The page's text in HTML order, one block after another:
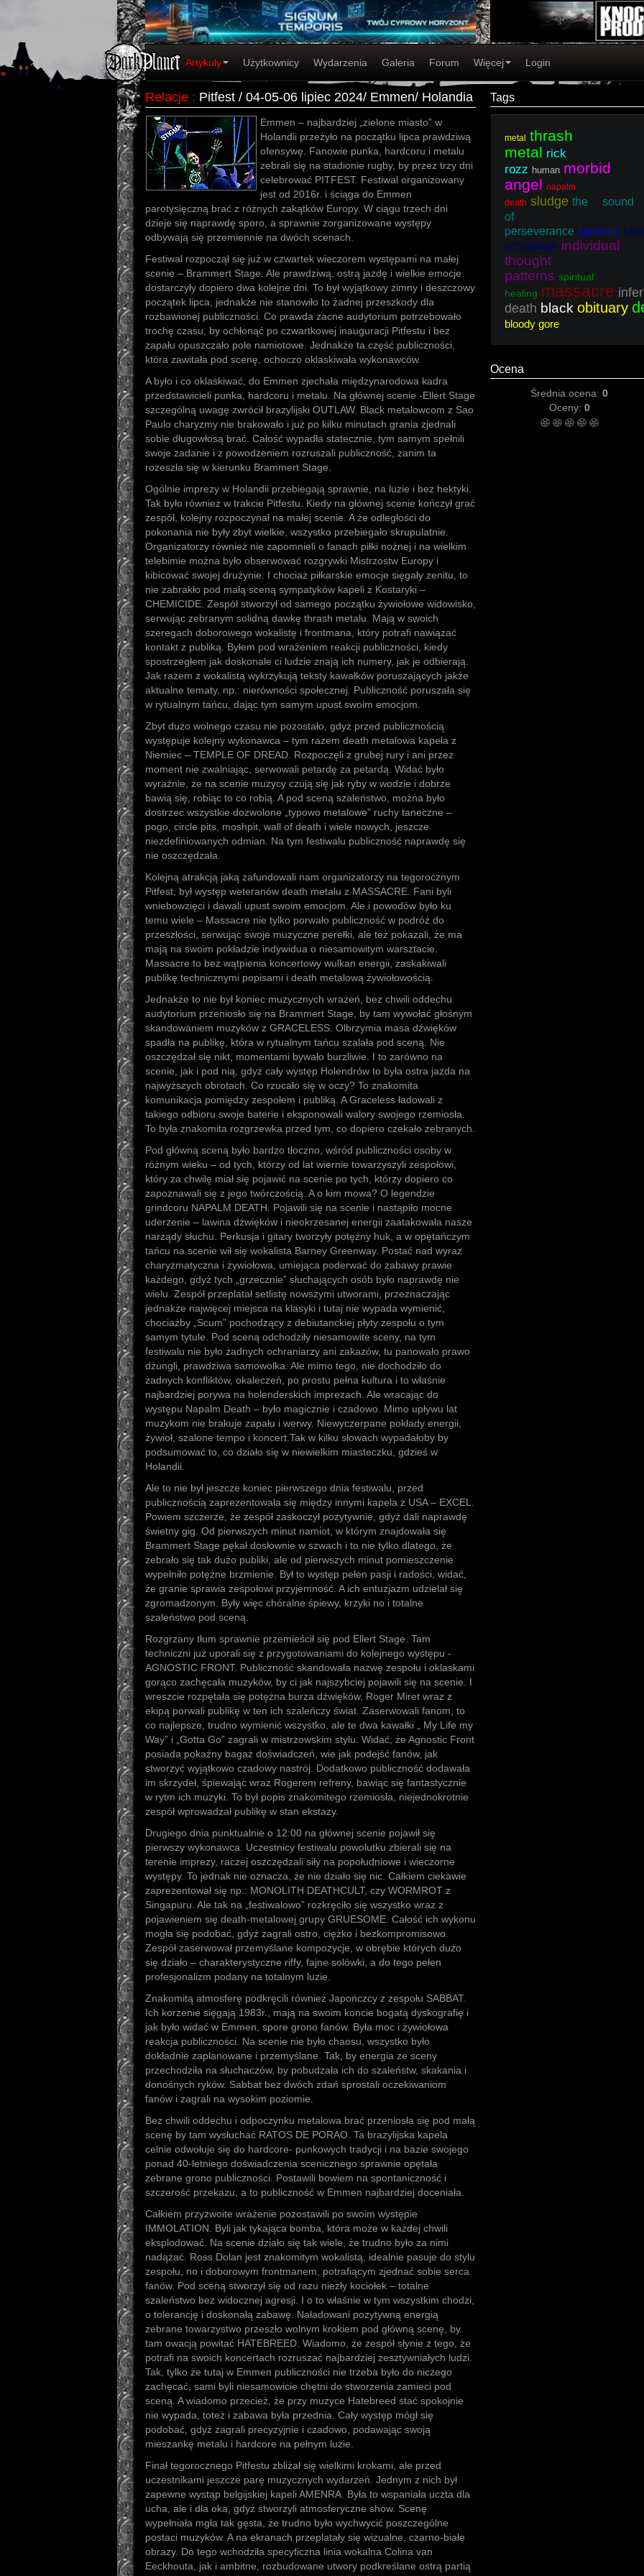
Artykuły Użytkownicy Wydarzenia Galeria Forum Więcej Login
Relacje : Pitfest / 04-05-06 lipiec 2024/ Emmen/ Holandia
Emmen – najbardziej „zielone miasto” w
Holandii przeżyło na początku lipca prawdziwą
ofensywę. Fanowie punka, hardcoru i metalu
zebrali się na stadionie rugby, by przez trzy dni
celebrować PITFEST. Festiwal organizowany
jest od 2016r. i ściąga do Emmen
parotysięczną brać z różnych zakątków Europy. W ciągu trzech dni
dzieje się naprawdę sporo, a sprawnie zorganizowane występy
odbywają się przemiennie na dwóch scenach.
Festiwal rozpoczął się już w czwartek wieczorem występami na małej
scenie – Brammert Stage. Ale prawdziwą, ostrą jazdę i wielkie emocje
dostarczyły dopiero dwa kolejne dni. To był wyjątkowy zimny i deszczowy
początek lipca, jednakże nie stanowiło to żadnej przeszkody dla
rozbawionej publiczności. Co prawda zacne audytorium potrzebowało
trochę czasu, by ochłonąć po czwartkowej inauguracji Pitfestu i bez
zapału opuszczało pole namiotowe. Jednakże ta część publiczności,
która zawitała pod scenę, ochoczo oklaskiwała wykonawców.
A było i co oklaskiwać, do Emmen zjechała międzynarodowa kadra
przedstawicieli punka, hardcoru i metalu. Na głównej scenie -Ellert Stage
szczególną uwagę zwrócił brazylijski OUTLAW. Black metalowcom z Sao
Paulo charyzmy nie brakowało i już po kilku minutach grania zjednali
sobie długowłosą brać. Całość wypadła statecznie, tym samym spełnili
swoje zadanie i z powodzeniem rozruszali publiczność, zanim ta
rozeszła się w kierunku Brammert Stage.
Ogólnie imprezy w Holandii przebiegają sprawnie, na luzie i bez hektyki.
Tak było również w trakcie Pitfestu. Kiedy na głównej scenie kończył grać
zespół, kolejny rozpoczynał na małej scenie. A że odległości do
pokonania nie były zbyt wielkie, wszystko przebiegało skrupulatnie.
Organizatorzy również nie zapomnieli o fanach piłki nożnej i na wielkim
telebimie można było obserwować rozgrywki Mistrzostw Europy i
kibicować swojej drużynie. I chociaż piłkarskie emocje sięgały zenitu, to
nie zabrakło pod małą sceną sympatyków kapeli z Kostaryki –
CHEMICIDE. Zespół stworzył od samego początku żywiołowe widowisko,
serwując zebranym solidną dawkę thrash metalu. Mają w swoich
szeregach doborowego wokalistę i frontmana, który potrafi nawiązać
kontakt z publiką. Byłem pod wrażeniem reakcji publiczności, kiedy
spostrzegłem jak doskonale ci ludzie znają ich numery, jak je odbierają.
Jak razem z wokalistą wykrzykują teksty kawałków poruszających jakże
aktualne tematy, np.: nierówności społecznej. Publiczność poruszała się
w rytualnym tańcu, dając tym samym upust swoim emocjom.
Zbyt dużo wolnego czasu nie pozostało, gdyż przed publicznością
występuje kolejny wykonawca – tym razem death metalowa kapela z
Niemiec – TEMPLE OF DREAD. Rozpoczęli z grubej rury i ani przez
moment nie zwalniając, serwowali petardę za petardą. Widać było
wyraźnie, że na scenie muzycy czują się jak ryby w wodzie i dobrze
bawią się, robiąc to co robią. A pod sceną szaleństwo, można było
dostrzec wszystkie dozwolone „typowo metalowe” ruchy taneczne –
pogo, circle pits, moshpit, wall of death i wiele nowych, jeszcze
niezdefiniowanych odmian. Na tym festiwalu publiczność naprawdę się
nie oszczędzała.
Kolejną atrakcją jaką zafundowali nam organizatorzy na tegorocznym
Pitfest, był występ weteranów death metalu z MASSACRE. Fani byli
wniebowzięci i dawali upust swoim emocjom. Ale i powodów było ku
temu wiele – Massacre nie tylko porwało publiczność w podróż do
przeszłości, serwując swoje muzyczne perełki, ale też pokazali, że ma
mają na swoim pokładzie indywidua o niesamowitym warsztacie.
Massacre to bez wątpienia koncertowy wulkan energii, zaskakiwali
publikę technicznymi popisami i death metalową żywiołowością.
Jednakże to nie był koniec muzycznych wrażeń, bez chwili oddechu
audytorium przeniosło się na Brammert Stage, by tam wywołać głośnym
skandowaniem muzyków z GRACELESS. Olbrzymia masa dźwięków
spadła na publikę, która w rytualnym tańcu szalała pod sceną. Nie
oszczędzał się nikt, momentami bywało burzliwie. I to zarówno na
scenie, jak i pod nią, gdyż cały występ Holendrów to była ostra jazda na
najwyższych obrotach. Co rzucało się w oczy? To znakomita
komunikacja pomiędzy zespołem i publiką. A Graceless ładowali z
takiego odbioru swoje baterie i eksponowali walory swojego rzemiosła.
To była znakomita rozgrzewka przed tym, co dopiero czekało zebranych.
Pod główną sceną było bardzo tłoczno, wśród publiczności osoby w
różnym wieku – od tych, którzy od lat wiernie towarzyszyli zespołowi,
który za chwilę miał się pojawić na scenie po tych, którzy dopiero co
zapoznawali się z jego twórczością. A o kim mowa? O legendzie
grindcoru NAPALM DEATH. Pojawili się na scenie i nastąpiło mocne
uderzenie – lawina dźwięków i nieokrzesanej energii zaatakowała nasze
narządy słuchu. Perkusja i gitary tworzyły potężny huk, a w opętańczym
tańcu na scenie wił się wokalista Barney Greenway. Postać nad wyraz
charyzmatyczna i żywiołowa, umiejąca poderwać do zabawy prawie
każdego, gdyż tych „grzecznie” słuchających osób było naprawdę nie
wielu. Zespół przeplatał setlistę nowszymi utworami, przeznaczając
jednakże najwięcej miejsca na klasyki i tutaj nie wypada wymienić,
chociażby „Scum” pochodzący z debiutanckiej płyty zespołu o tym
samym tytule. Pod sceną odchodziły niesamowite sceny, na tym
festiwalu nie było żadnych ochraniarzy ani zakazów, tu panowało prawo
dżungli, prawdziwa samowolka. Ale mimo tego, nie dochodziło do
żadnych konfliktów, okaleczeń, po prostu pełna kultura i to właśnie
najbardziej porywa na holenderskich imprezach. Ale wracając do
występu Napalm Death – było magicznie i czadowo. Mimo upływu lat
muzykom nie brakuje zapału i werwy. Niewyczerpane pokłady energii,
żywioł, szalone tempo i koncert.Tak w kilku słowach wypadałoby by
podsumować to, co działo się w niewielkim miasteczku, gdzieś w
Holandii.
Ale to nie był jeszcze koniec pierwszego dnia festiwalu, przed
publicznością zaprezentowała się między innymi kapela z USA – EXCEL.
Powiem szczerze, że zespół zaskoczył pozytywnie, gdyż dali naprawdę
świetny gig. Od pierwszych minut namiot, w którym znajdowała się
Brammert Stage pękał dosłownie w szwach i to nie tylko dlatego, że
zebrało się tak dużo publiki, ale od pierwszych minut pomieszczenie
wypełniło potężne brzmienie. Był to występ pełen pasji i radości, widać,
że granie sprawia zespołowi przyjemność. A ich entuzjazm udzielał się
zgromadzonym. Były więc chóralne śpiewy, krzyki no i totalne
szaleństwo pod sceną.
Rozgrzany tłum sprawnie przemieścił się pod Ellert Stage. Tam
techniczni już uporali się z przygotowaniami do kolejnego występu -
AGNOSTIC FRONT. Publiczność skandowała nazwę zespołu i oklaskami
gorąco zachęcała muzyków, by ci jak najszybciej pojawili się na scenie. I
wreszcie rozpętała się potężna burza dźwięków, Roger Miret wraz z
ekipą porwali publikę w ten ich szaleńczy świat. Zaserwowali fanom, to
co najlepsze, trudno wymienić wszystko, ale te dwa kawałki „ My Life my
Way” i „Gotta Go” zagrali w mistrzowskim stylu. Widać, że Agnostic Front
posiada pokaźny bagaż doświadczeń, wie jak podejść fanów, jak
stworzyć wyjątkowo czadowy nastrój. Dodatkowo publiczność dodawała
im skrzydeł, śpiewając wraz Rogerem refreny, bawiąc się fantastycznie
w rytm ich muzyki. To był popis znakomitego rzemiosła, niejednokrotnie
zespół wprowadzał publikę w stan ekstazy.
Drugiego dnia punktualnie o 12:00 na głównej scenie pojawił się
pierwszy wykonawca. Uczestnicy festiwalu powolutku zbierali się na
terenie imprezy, raczej oszczędzali siły na popołudniowe i wieczorne
występy. To jednak nie oznacza, że nie działo się nic. Całkiem ciekawie
zaprezentował się np.: MONOLITH DEATHCULT, czy WORMROT z
Singapuru. Ale tak na „festiwalowo” rozkręciło się wszystko wraz z
pojawieniem się death-metalowej grupy GRUESOME. Całość ich wykonu
mogła się podobać, gdyż zagrali ostro, ciężko i bezkompromisowo.
Zespół zaserwował przemyślane kompozycje, w obrębie których dużo
się działo – charakterystyczne riffy, fajne solówki, a do tego pełen
profesjonalizm podany na totalnym luzie.
Znakomitą atmosferę podkręcili również Japończcy z zespołu SABBAT.
Ich korzenie sięgają 1983r., mają na swoim koncie bogatą dyskografię i
jak było widać w Emmen, spore grono fanów. Była moc i żywiołowa
reakcja publiczności. Na scenie nie było chaosu, wszystko było
dokładnie zaplanowane i przemyślane. Tak, by energia ze sceny
przechodziła na słuchaczów, by pobudzała ich do szaleństw, skakania i
donośnych ryków. Sabbat bez dwóch zdań sprostali oczekiwaniom
fanów i zagrali na wysokim poziomie.
Bez chwili oddechu i odpoczynku metalowa brać przeniosła się pod małą
scenę by tam wysłuchać RATOS DE PORAO. Ta brazylijska kapela
celnie odwołuje się do hardcore- punkowych tradycji i na bazie swojego
ponad 40-letniego doświadczenia scenicznego sprawnie opętała
zebrane grono publiczności. Postawili bowiem na spontaniczność i
szczerość przekazu, a to publiczność w Emmen najbardziej doceniała.
Całkiem przyzwoite wrażenie pozostawili po swoim występie
IMMOLATION. Byli jak tykająca bomba, która może w każdej chwili
eksplodować. Na scenie działo się tak wiele, że trudno było za nimi
nadążać. Ross Dolan jest znakomitym wokalistą, idealnie pasuje do stylu
zespołu, no i doborowym frontmanem, potrafiącym zjednać sobie serca
fanów. Pod sceną stworzył się od razu niezły kociołek – totalne
szaleństwo bez widocznej agresji. I o to właśnie w tym wszystkim chodzi,
o tolerancję i doskonałą zabawę. Naładowani pozytywną energią
zebrane towarzystwo przeszło wolnym krokiem pod główną scenę, by
tam owacją powitać HATEBREED. Wiadomo, że zespół słynie z tego, że
potrafi na swoich koncertach rozruszać najbardziej zesztywniałych ludzi.
Tak, tylko że tutaj w Emmen publiczności nie trzeba było do niczego
zachęcać, sami byli niesamowicie chętni do stworzenia zamieci pod
sceną. A wiadomo przecież, że przy muzyce Hatebreed stać spokojnie
nie wypada, toteż i zabawa była przednia. Cały występ mógł się
podobać, gdyż zagrali precyzyjnie i czadowo, podawając swoją
mieszankę metalu i hardcore na pełnym luzie.
Finał tegorocznego Pitfestu zbliżał się wielkimi krokami, ale przed
uczestnikami jeszcze parę muzycznych wydarzeń. Jednym z nich był
zapewne wystąp belgijskiej kapeli AMENRA. Była to wspaniała uczta dla
ucha, ale i dla oka, gdyż stworzyli atmosferyczne show. Scenę
wypełniała mgła tak gęsta, że trudno było wychwycić poszczególne
postaci muzyków. A na ekranach przeplatały się wizualne, czarno-białe
obrazy. Do tego wchodziła specyficzna linia wokalna Colina van
Eeckhouta, jak i ambitne, rozbudowane utwory podkreślane ostrą partią
Tags
metal thrash
metal rick
rozz human morbid
angel napalm
death sludge the sound
of
perseverance symbolic
schuldiner individual
thought
patterns spiritual
healing massacre
death black obituary
bloody gore
Ocena
Średnia ocena: 0
Oceny: 0